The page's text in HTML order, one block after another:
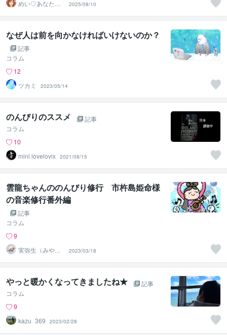
めい♡あなたの
陽だまりセラピ
スト
2025/08/10
なぜ人は前を向かなければいけないのか？
記事
コラム
12
ツカミ
2023/05/14
のんびりのススメ
記事
コラム
10
mini lovelovix 2021/08/15
雲龍ちゃんののんびり修行 市杵島姫命様
の音楽修行番外編
記事
コラム
9
実弥生（みや
の）
2023/03/18
やっと暖かくなってきましたね★
記事
コラム
9
kazu_369
2023/02/28